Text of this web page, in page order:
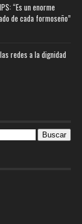
“Es un enorme
de cada formoseño”
redes a la dignidad